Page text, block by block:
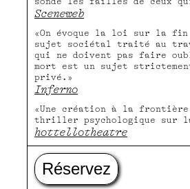
Sceneweb
«On évoque la loi sur la
sujet sociétal traité au
qui ne doivent pas faire
mort est un sujet
privé.»
Inferno
«Une création à la
thriller psychologique sur
hottellotheatre
Réservez